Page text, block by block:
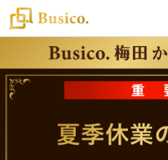
Busico.について
Busico.銀座